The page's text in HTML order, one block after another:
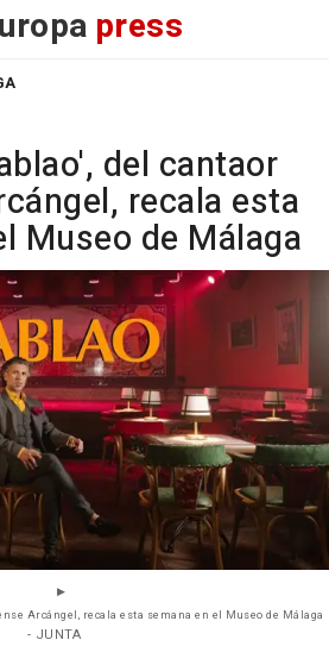
press
del cantaor
recala esta
Museo de Málaga
Arcángel, recala esta semana en el Museo de Málaga
- JUNTA